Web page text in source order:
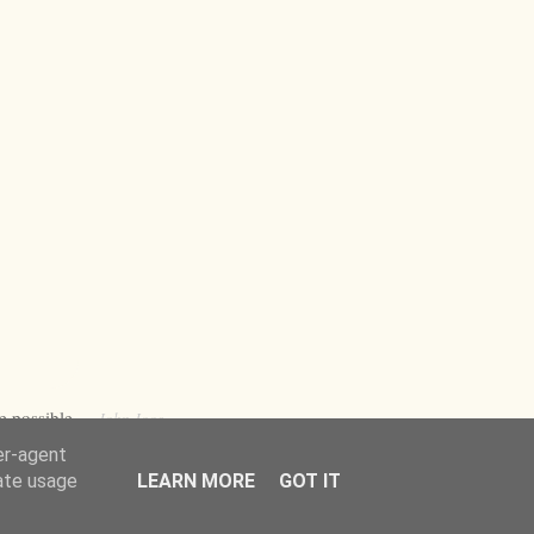
possible.John Joos
agent
usage
LEARN MORE GOT IT